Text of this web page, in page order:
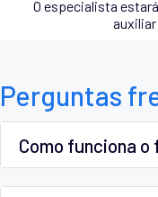
O especialista
Perguntas
Como funciona